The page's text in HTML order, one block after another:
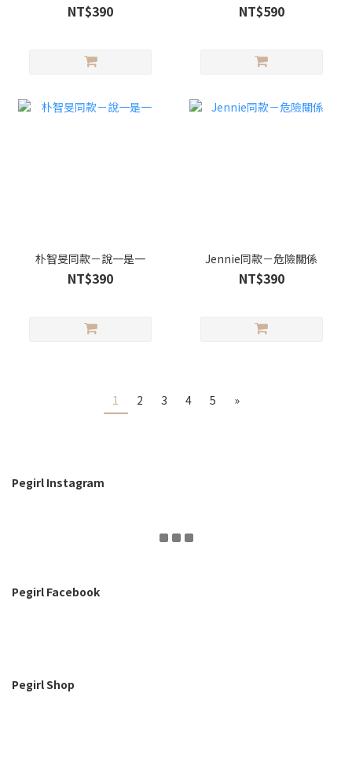
NT$390 NT$590
朴智旻同款－說一是一
NT$390
Jennie同款－危險關係
NT$390
1 2 3 4 5 »
Pegirl Instagram
Pegirl Facebook
Pegirl Shop